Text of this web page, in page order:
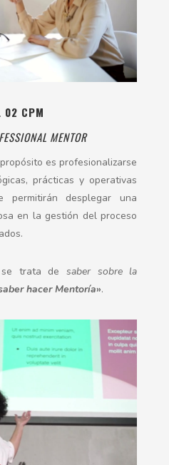
02 CPM
MENTOR
es profesionalizarse
prácticas y operativas
desplegar una
en la gestión del proceso
trata de saber sobre la
hacer Mentoría».